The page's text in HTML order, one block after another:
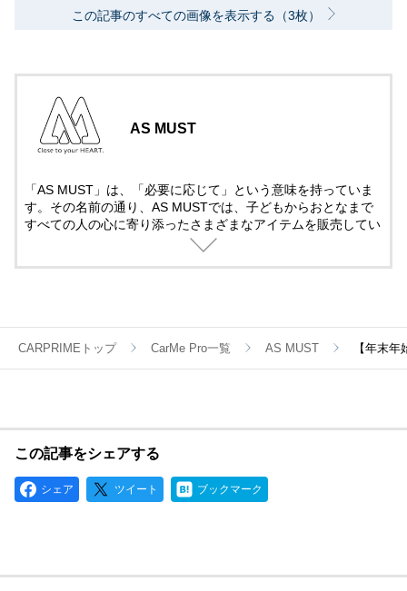
この記事のすべての画像を表示する（3枚）
AS MUST
「AS MUST」は、「必要に応じて」という意味を持っていま
す。その名前の通り、AS MUSTでは、子どもからおとなまで
すべての人の心に寄り添ったさまざまなアイテムを販売してい
ます。今後も、みなさまの好奇心を満たす、魅力あふれる商品
CARPRIMEトップ CarMe Pro一覧 AS MUST 【年末
この記事をシェアする
シェア ツイート ブックマーク